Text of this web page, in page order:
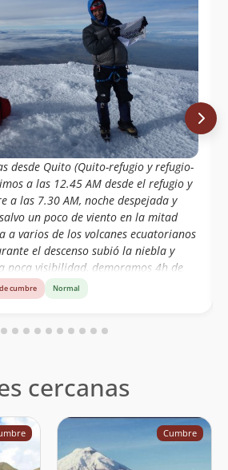
desde Quito (Quito-refugio y refugio-
a las 12.45 AM desde el refugio y
a las 7.30 AM, noche despejada y
un poco de viento en la mitad
a varios de los volcanes ecuatorianos
el descenso subió la niebla y
poca visibilidad, demoramos 4h de
si uno no está aclimatado.
Cobo
cumbre Normal
cercanas
Cumbre